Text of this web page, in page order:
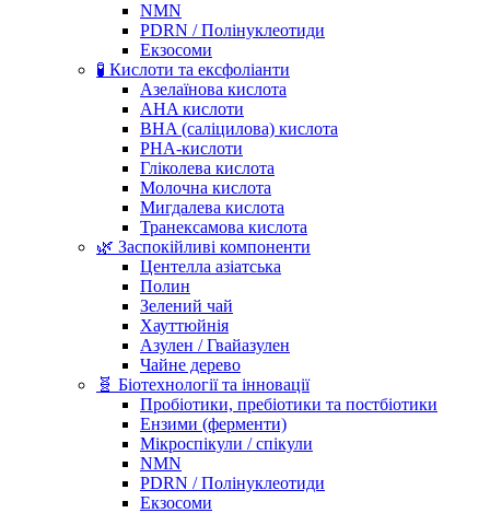
NMN
PDRN / Полінуклеотиди
Екзосоми
🧪 Кислоти та ексфоліанти
Азелаїнова кислота
AHA кислоти
BHA (саліцилова) кислота
PHA-кислоти
Гліколева кислота
Молочна кислота
Мигдалева кислота
Транексамова кислота
🌿 Заспокійливі компоненти
Центелла азіатська
Полин
Зелений чай
Хауттюйнія
Азулен / Гвайазулен
Чайне дерево
🧬 Біотехнології та інновації
Пробіотики, пребіотики та постбіотики
Ензими (ферменти)
Мікроспікули / спікули
NMN
PDRN / Полінуклеотиди
Екзосоми